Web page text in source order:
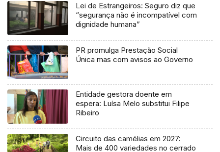
Lei de Estrangeiros: Seguro diz que
“segurança não é incompatível com
dignidade humana”
PR promulga Prestação Social
Única mas com avisos ao Governo
Entidade gestora doente em
espera: Luísa Melo substitui Filipe
Ribeiro
Circuito das camélias em 2027:
Mais de 400 variedades no cerrado